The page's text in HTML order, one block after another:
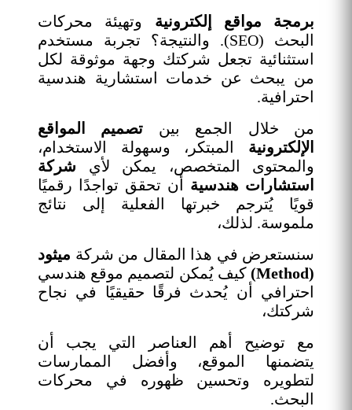
برمجة مواقع إلكترونية وتهيئة محركات
البحث (SEO). والنتيجة؟ تجربة مستخدم
استثنائية تجعل شركتك وجهة موثوقة لكل
من يبحث عن خدمات استشارية هندسية
احترافية.
من خلال الجمع بين تصميم المواقع
الإلكترونية المبتكر، وسهولة الاستخدام،
والمحتوى المتخصص، يمكن لأي شركة
استشارات هندسية أن تحقق تواجدًا رقميًا
قويًا يُترجم خبرتها الفعلية إلى نتائج
ملموسة. لذلك،
سنستعرض في هذا المقال من شركة ميثود
(Method)
كيف يُمكن لتصميم موقع هندسي
احترافي أن يُحدث فرقًا حقيقيًا في نجاح
شركتك،
مع توضيح أهم العناصر التي يجب أن
يتضمنها الموقع، وأفضل الممارسات
لتطويره وتحسين ظهوره في محركات
البحث.